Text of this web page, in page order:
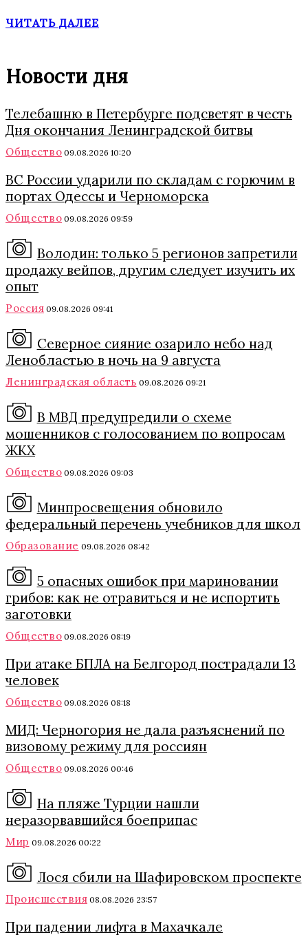
ЧИТАТЬ ДАЛЕЕ
Новости дня
Телебашню в Петербурге подсветят в честь
Дня окончания Ленинградской битвы
Общество 09.08.2026 10:20
ВС России ударили по складам с горючим в
портах Одессы и Черноморска
Общество 09.08.2026 09:59
Володин: только 5 регионов запретили
продажу вейпов, другим следует изучить их
опыт
Россия 09.08.2026 09:41
Северное сияние озарило небо над
Ленобластью в ночь на 9 августа
Ленинградская область 09.08.2026 09:21
В МВД предупредили о схеме
мошенников с голосованием по вопросам
ЖКХ
Общество 09.08.2026 09:03
Минпросвещения обновило
федеральный перечень учебников для школ
Образование 09.08.2026 08:42
5 опасных ошибок при мариновании
грибов: как не отравиться и не испортить
заготовки
Общество 09.08.2026 08:19
При атаке БПЛА на Белгород пострадали 13
человек
Общество 09.08.2026 08:18
МИД: Черногория не дала разъяснений по
визовому режиму для россиян
Общество 09.08.2026 00:46
На пляже Турции нашли
неразорвавшийся боеприпас
Мир 09.08.2026 00:22
Лося сбили на Шафировском проспекте
Происшествия 08.08.2026 23:57
При падении лифта в Махачкале